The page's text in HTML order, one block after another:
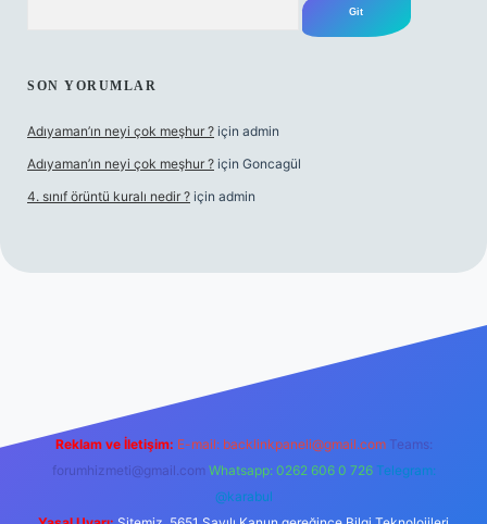
SON YORUMLAR
Adıyaman’ın neyi çok meşhur ? için admin
Adıyaman’ın neyi çok meşhur ? için Goncagül
4. sınıf örüntü kuralı nedir ? için admin
Reklam ve İletişim: E-mail: backlinkpaneli@gmail.com Teams:
forumhizmeti@gmail.com Whatsapp: 0262 606 0 726 Telegram:
@karabul